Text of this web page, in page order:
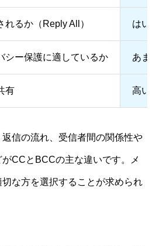
るか（Reply All） はい
シー保護に適しているか あま
有 高い
信の流れ、受信者間の関係性や
CCとBCCの主な違いです。メ
な方を選択することが求められ